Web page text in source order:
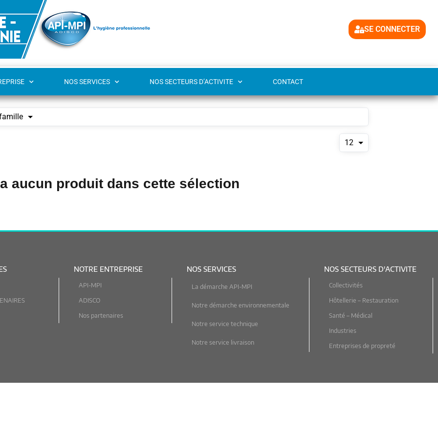
SE CONNECTER
NOS SERVICES NOS SECTEURS D’ACTIVITE CONTACT
12
aucun produit dans cette sélection
NOTRE ENTREPRISE
API-MPI
ADISCO
Nos partenaires
NOS SERVICES
La démarche API-MPI
Notre démarche environnementale
Notre service technique
Notre service livraison
NOS SECTEURS D'ACTIVITE
Collectivités
Hôtellerie – Restauration
Santé – Médical
Industries
Entreprises de propreté